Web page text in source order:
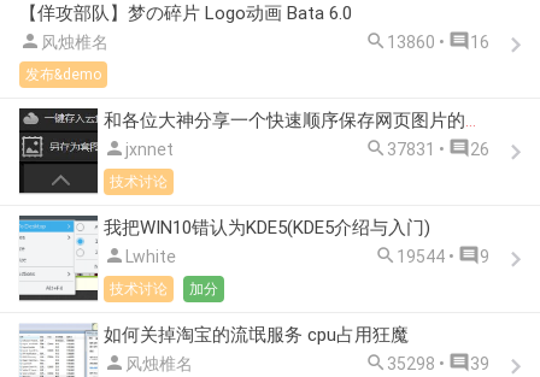
【佯攻部队】梦の碎片 Logo动画 Bata 6.0
 风烛椎名  13860 •  16
发布&demo
和各位大神分享一个快速顺序保存网页图片的方法,希望对各位有所帮助!
 jxnnet  37831 •  26
技术讨论
我把WIN10错认为KDE5(KDE5介绍与入门)
 Lwhite  19544 •  9
技术讨论 加分
如何关掉淘宝的流氓服务 cpu占用狂魔
 风烛椎名  35298 •  39